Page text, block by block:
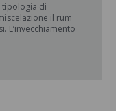
tipologia di
il rum
L’invecchiamento